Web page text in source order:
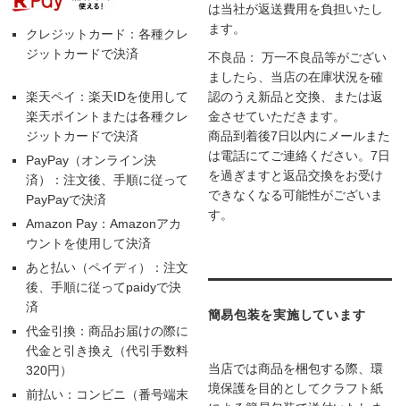
クレジットカード：各種クレ
ジットカードで決済
楽天ペイ：楽天IDを使用して
楽天ポイントまたは各種クレ
ジットカードで決済
PayPay（オンライン決
済）：注文後、手順に従って
PayPayで決済
Amazon Pay：Amazonアカ
ウントを使用して決済
あと払い（ペイディ）：注文
後、手順に従ってpaidyで決
済
代金引換：商品お届けの際に
代金と引き換え（代引手数料
320円）
前払い：コンビニ（番号端末
は当社が返送費用を負担いたし
ます。
不良品： 万一不良品等がござい
ましたら、当店の在庫状況を確
認のうえ新品と交換、または返
金させていただきます。
商品到着後7日以内にメールまた
は電話にてご連絡ください。7日
を過ぎますと返品交換をお受け
できなくなる可能性がございま
す。
簡易包装を実施しています
当店では商品を梱包する際、環
境保護を目的としてクラフト紙